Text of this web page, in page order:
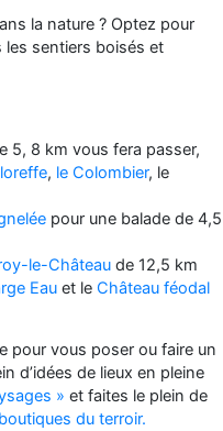
la nature ? Optez pour
les sentiers boisés et
5, 8 km vous fera passer,
, le Colombier, le
pour une balade de 4,5
le-Château de 12,5 km
Eau et le Château féodal
pour vous poser ou faire un
d’idées de lieux en pleine
» et faites le plein de
du terroir.